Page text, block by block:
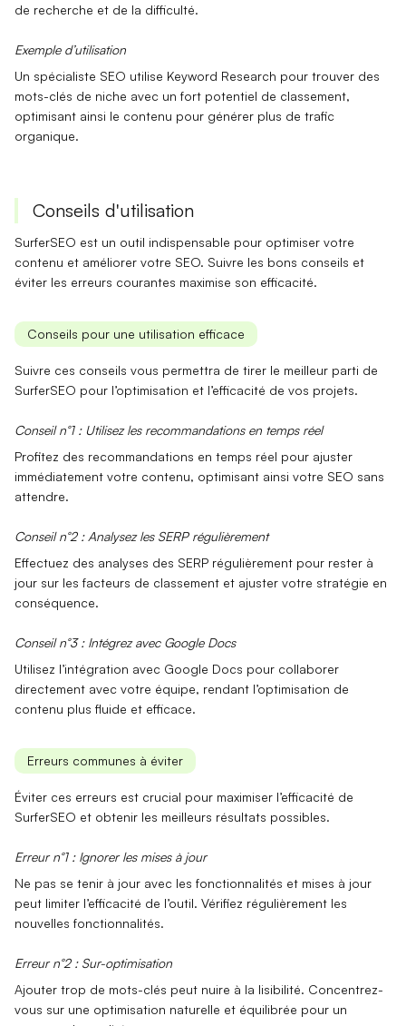
de recherche et de la difficulté.
Exemple d’utilisation
Un spécialiste SEO utilise Keyword Research pour trouver des
mots-clés de niche avec un fort potentiel de classement,
optimisant ainsi le contenu pour générer plus de trafic
organique.
Conseils d'utilisation
SurferSEO est un outil indispensable pour optimiser votre
contenu et améliorer votre SEO. Suivre les bons conseils et
éviter les erreurs courantes maximise son efficacité.
Conseils pour une utilisation efficace
Suivre ces conseils vous permettra de tirer le meilleur parti de
SurferSEO pour l’optimisation et l’efficacité de vos projets.
Conseil n°1 : Utilisez les recommandations en temps réel
Profitez des recommandations en temps réel pour ajuster
immédiatement votre contenu, optimisant ainsi votre SEO sans
attendre.
Conseil n°2 : Analysez les SERP régulièrement
Effectuez des analyses des SERP régulièrement pour rester à
jour sur les facteurs de classement et ajuster votre stratégie en
conséquence.
Conseil n°3 : Intégrez avec Google Docs
Utilisez l’intégration avec Google Docs pour collaborer
directement avec votre équipe, rendant l’optimisation de
contenu plus fluide et efficace.
Erreurs communes à éviter
Éviter ces erreurs est crucial pour maximiser l’efficacité de
SurferSEO et obtenir les meilleurs résultats possibles.
Erreur n°1 : Ignorer les mises à jour
Ne pas se tenir à jour avec lesfonctionnalités et mises à jour
peut limiter l’efficacité de l’outil. Vérifiez régulièrement les
nouvelles fonctionnalités.
Erreur n°2 : Sur-optimisation
Ajouter trop de mots-clés peut nuire à la lisibilité. Concentrez-
vous sur une optimisation naturelle et équilibrée pour un